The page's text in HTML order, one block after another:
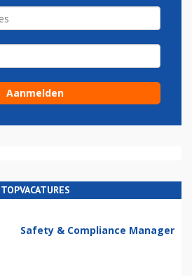
TOPVACATURES
Safety & Compliance Manager